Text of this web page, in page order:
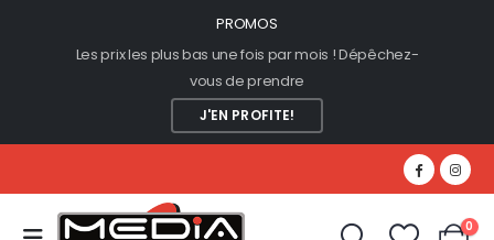
PROMOS
Les prix les plus bas une fois par mois ! Dépêchez-
vous de prendre
J'EN PROFITE!
0